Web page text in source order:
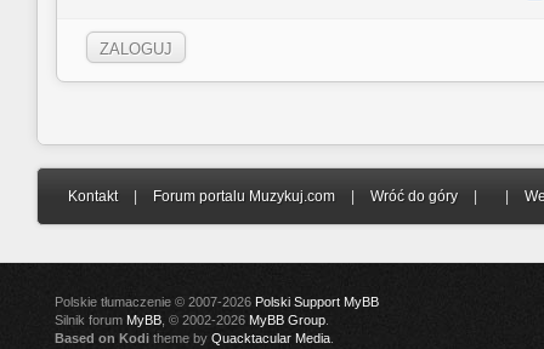
Kontakt Forum portalu Muzykuj.com Wróć do góry
Polskie tłumaczenie © 2007-2026 Polski Support MyBB
Silnik forum MyBB , © 2002-2026 MyBB Group
Based on Kodi theme by Quacktacular Media